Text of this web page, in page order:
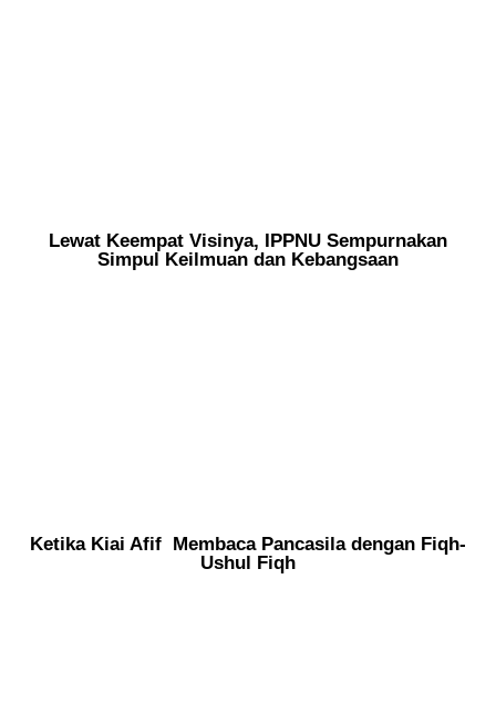
Lewat Keempat Visinya, IPPNU Sempurnakan
Simpul Keilmuan dan Kebangsaan
Ketika Kiai Afif Membaca Pancasila dengan Fiqh-
Ushul Fiqh